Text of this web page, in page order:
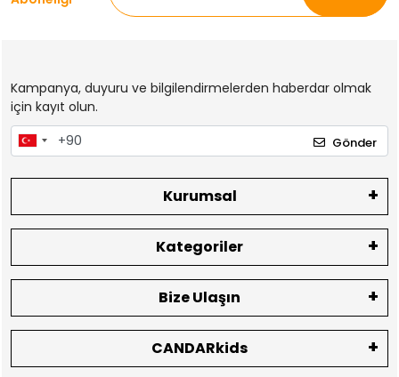
Kampanya, duyuru ve bilgilendirmelerden haberdar olmak
için kayıt olun.
Gönder
Kurumsal
Kategoriler
Bize Ulaşın
CANDARkids